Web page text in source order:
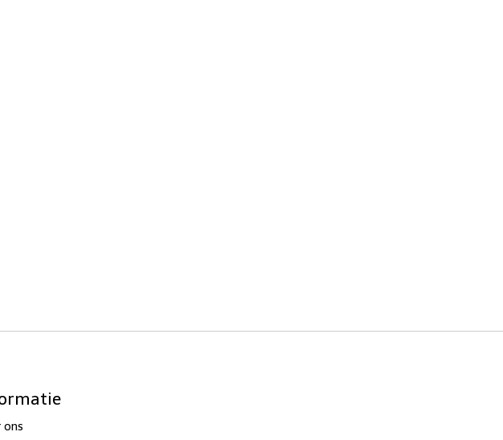
ons